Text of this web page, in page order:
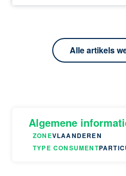
Alle artikels
Algemene
ZONEVLAANDEREN
TYPE CONSUMENT